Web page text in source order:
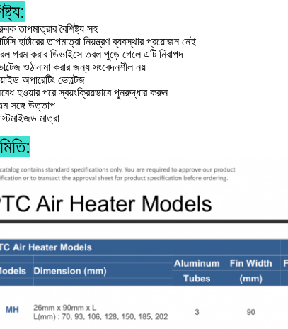
তাপমাত্রার বৈশিষ্ট্য সহ
হার্টারের তাপমাত্রা নিয়ন্ত্রণ ব্যবস্থার প্রয়োজন নেই
গরম করার ডিভাইসে তরল পুড়ে গেলে এটি নিরাপদ
ওঠানামা করার জন্য সংবেদনশীল নয়
অপারেটিং ভোল্টেজ
হওয়ার পরে স্বয়ংক্রিয়ভাবে পুনরুদ্ধার করুন
সঙ্গে উত্তাপ
মাত্রা